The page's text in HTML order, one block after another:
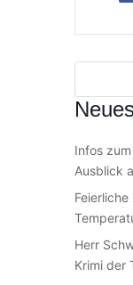
Infos
Ausblick
Herr
Krimi der